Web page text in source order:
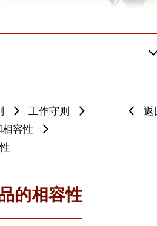
工作守则
容性
返
的相容性